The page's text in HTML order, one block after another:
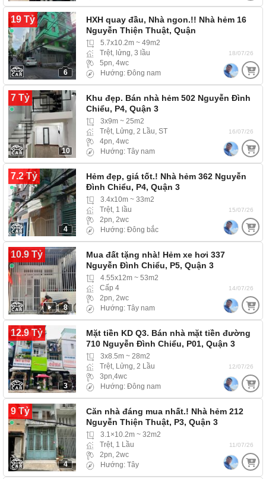
19 Tỷ
6
HXH quay đầu, Nhà ngon.!! Nhà hẻm 16
Nguyễn Thiện Thuật, Quận
5.7x10.2m ~ 49m2
Trệt, lửng, 3 lầu
5pn, 4wc
Hướng: Đông nam
18/07/26
7 Tỷ
10
Khu đẹp. Bán nhà hẻm 502 Nguyễn Đình
Chiểu, P4, Quận 3
3x9m ~ 25m2
Trệt, Lửng, 2 Lầu, ST
4pn, 4wc
Hướng: Tây nam
16/07/26
7.2 Tỷ
4
Hẻm đẹp, giá tốt.! Nhà hẻm 362 Nguyễn
Đình Chiểu, P4, Quận 3
3.4x10m ~ 33m2
Trệt, 1 lầu
2pn, 2wc
Hướng: Đông bắc
15/07/26
10.9 Tỷ
8
Mua đất tặng nhà! Hẻm xe hơi 337
Nguyễn Đình Chiểu, P5, Quận 3
4.55x12m ~ 53m2
Cấp 4
2pn, 2wc
Hướng: Tây nam
14/07/26
12.9 Tỷ
3
Mặt tiền KD Q3. Bán nhà mặt tiền đường
710 Nguyễn Đình Chiểu, P01, Quận 3
3x8.5m ~ 28m2
Trệt, Lửng, 2 Lầu
3pn,4wc
Hướng: Đông nam
12/07/26
9 Tỷ
4
Căn nhà đáng mua nhất.! Nhà hẻm 212
Nguyễn Thiện Thuật, P3, Quận 3
3.1×10.2m ~ 32m2
Trệt, 1 Lầu
2pn, 2wc
Hướng: Tây
11/07/26